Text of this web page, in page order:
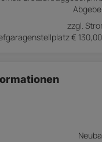
zzgl.
€